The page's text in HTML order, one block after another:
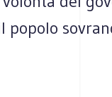
popolo